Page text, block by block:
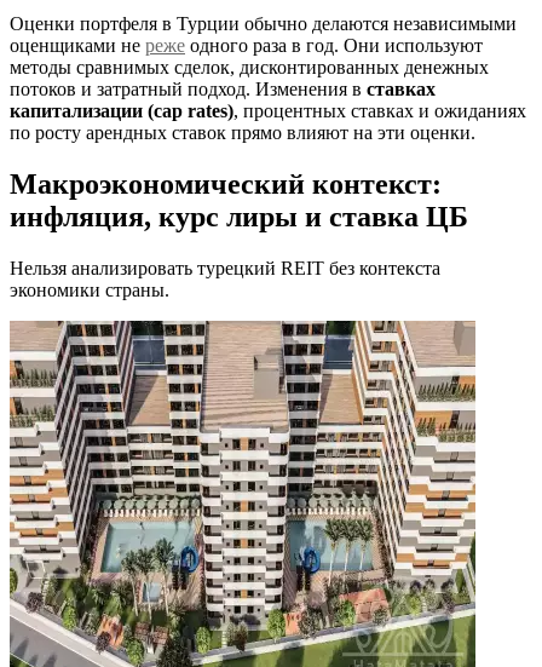
Оценки портфеля в Турции обычно делаются независимыми
оценщиками не реже одного раза в год. Они используют
методы сравнимых сделок, дисконтированных денежных
потоков и затратный подход. Изменения в ставках
капитализации (cap rates), процентных ставках и ожиданиях
по росту арендных ставок прямо влияют на эти оценки.
Макроэкономический контекст:
инфляция, курс лиры и ставка ЦБ
Нельзя анализировать турецкий REIT без контекста
экономики страны.